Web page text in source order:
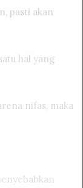
pasti akan
hal yang
nifas, maka